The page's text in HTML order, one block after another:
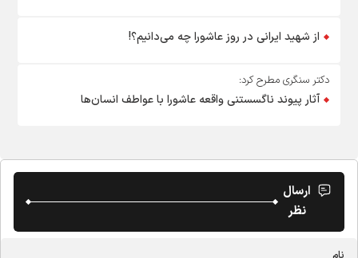
از شهید ایرانی در روز عاشورا چه می‌دانیم؟!
دکتر سنگری مطرح کرد:
آثار پیوند ناگسستنی واقعه عاشورا با عواطف انسان‌ها
ارسال
نظر